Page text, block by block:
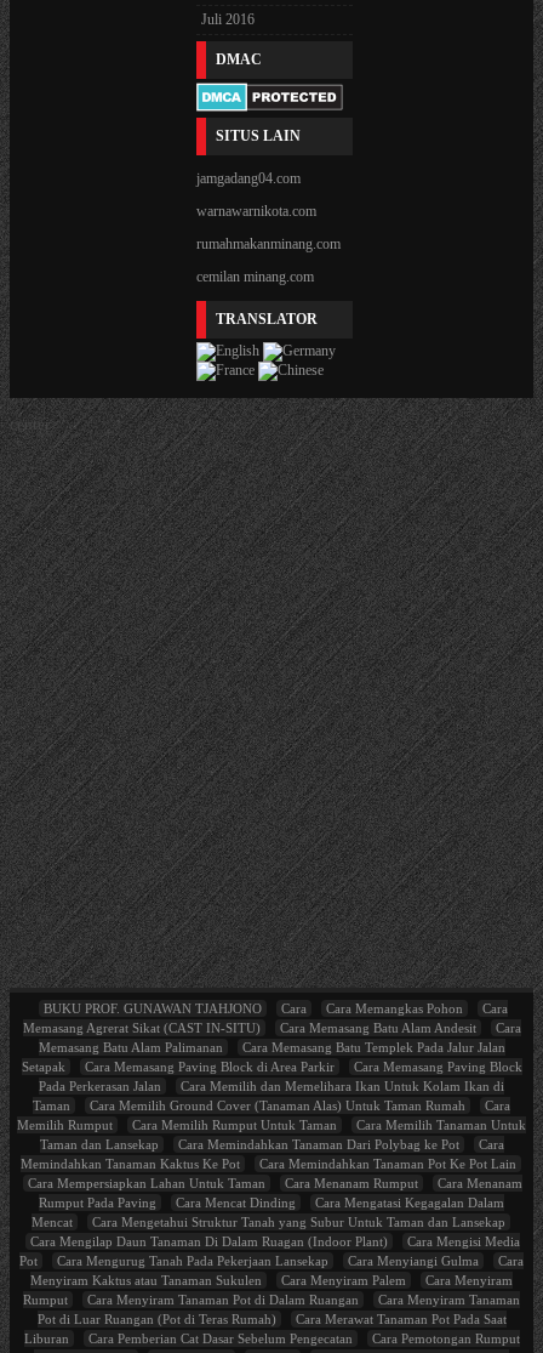
Juli 2016
DMAC
SITUS LAIN
jamgadang04.com
warnawarnikota.com
rumahmakanminang.com
cemilan minang.com
TRANSLATOR
center>
BUKU PROF. GUNAWAN TJAHJONO Cara Cara Memangkas Pohon
Cara
Memasang Agrerat Sikat (CAST IN-SITU)
Cara Memasang Batu Alam Andesit
Cara
Memasang Batu Alam Palimanan
Cara Memasang Batu Templek Pada Jalur Jalan
Setapak
Cara Memasang Paving Block di Area Parkir
Cara Memasang Paving Block
Pada Perkerasan Jalan
Cara Memilih dan Memelihara Ikan Untuk Kolam Ikan di
Taman
Cara Memilih Ground Cover (Tanaman Alas) Untuk Taman Rumah
Cara
Memilih Rumput
Cara Memilih Rumput Untuk Taman
Cara Memilih Tanaman Untuk
Taman dan Lansekap
Cara Memindahkan Tanaman Dari Polybag ke Pot
Cara
Memindahkan Tanaman Kaktus Ke Pot
Cara Memindahkan Tanaman Pot Ke Pot Lain
Cara Mempersiapkan Lahan Untuk Taman
Cara Menanam Rumput
Cara Menanam
Rumput Pada Paving
Cara Mencat Dinding
Cara Mengatasi Kegagalan Dalam
Mencat
Cara Mengetahui Struktur Tanah yang Subur Untuk Taman dan Lansekap
Cara Mengilap Daun Tanaman Di Dalam Ruagan (Indoor Plant)
Cara Mengisi Media
Pot
Cara Mengurug Tanah Pada Pekerjaan Lansekap Cara Menyiangi Gulma
Cara
Menyiram Kaktus atau Tanaman Sukulen
Cara Menyiram Palem
Cara Menyiram
Rumput
Cara Menyiram Tanaman Pot di Dalam Ruangan
Cara Menyiram Tanaman
Pot di Luar Ruangan (Pot di Teras Rumah)
Cara Merawat Tanaman Pot Pada Saat
Liburan
Cara Pemberian Cat Dasar Sebelum Pengecatan
Cara Pemotongan Rumput